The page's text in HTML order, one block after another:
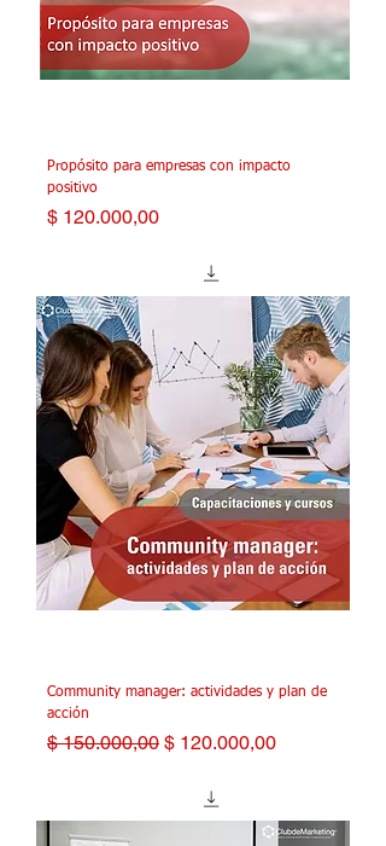
Propósito para empresas con impacto
positivo
Precio
$ 120.000,00
Community manager: actividades y plan de
acción
Precio
$ 150.000,00 Precio de oferta
$ 120.000,00